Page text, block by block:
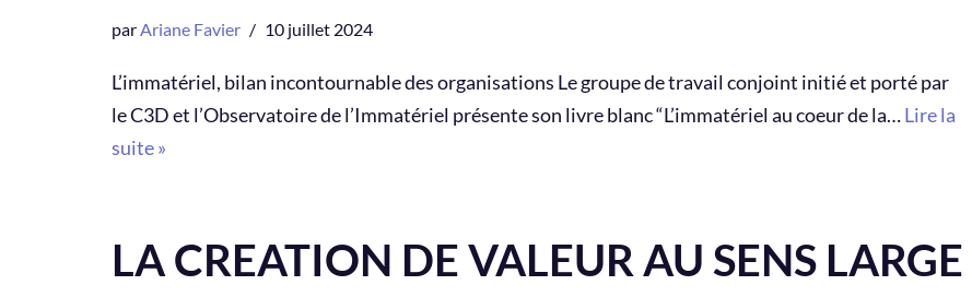
parAriane Favier 10 juillet 2024
L’immatériel, bilan incontournable des organisations Le groupe de travail conjoint initié et porté par
le C3D et l’Observatoire de l’Immatériel présente son livre blanc “L’immatériel au coeur de la…Lire la
suite »
LA CREATION DE VALEUR AU SENS LARGE